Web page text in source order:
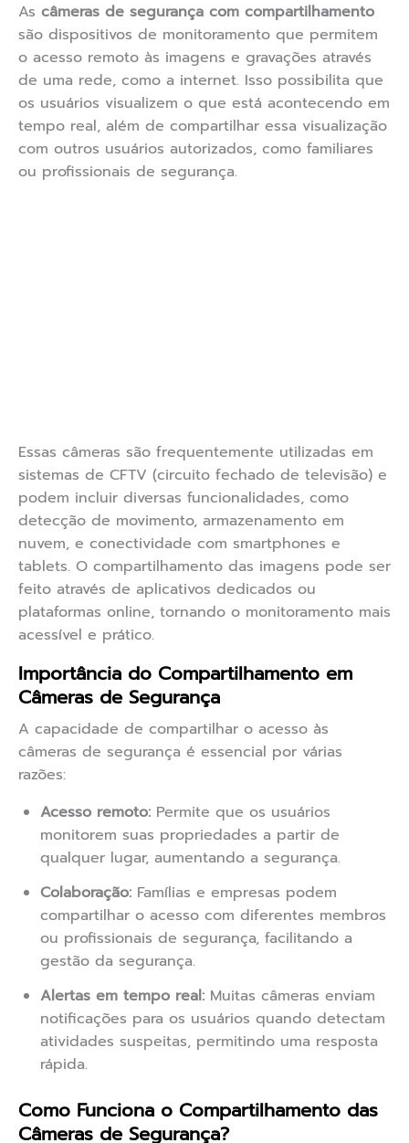
As câmeras de segurança com compartilhamento
são dispositivos de monitoramento que permitem
o acesso remoto às imagens e gravações através
de uma rede, como a internet. Isso possibilita que
os usuários visualizem o que está acontecendo em
tempo real, além de compartilhar essa visualização
com outros usuários autorizados, como familiares
ou profissionais de segurança.
Essas câmeras são frequentemente utilizadas em
sistemas de CFTV (circuito fechado de televisão) e
podem incluir diversas funcionalidades, como
detecção de movimento, armazenamento em
nuvem, e conectividade com smartphones e
tablets. O compartilhamento das imagens pode ser
feito através de aplicativos dedicados ou
plataformas online, tornando o monitoramento mais
acessível e prático.
Importância do Compartilhamento em
Câmeras de Segurança
A capacidade de compartilhar o acesso às
câmeras de segurança é essencial por várias
razões:
Acesso remoto: Permite que os usuários
monitorem suas propriedades a partir de
qualquer lugar, aumentando a segurança.
Colaboração: Famílias e empresas podem
compartilhar o acesso com diferentes membros
ou profissionais de segurança, facilitando a
gestão da segurança.
Alertas em tempo real: Muitas câmeras enviam
notificações para os usuários quando detectam
atividades suspeitas, permitindo uma resposta
rápida.
Como Funciona o Compartilhamento das
Câmeras de Segurança?